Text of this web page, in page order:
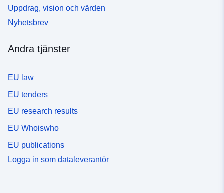
Uppdrag, vision och värden
Nyhetsbrev
Andra tjänster
EU law
EU tenders
EU research results
EU Whoiswho
EU publications
Logga in som dataleverantör